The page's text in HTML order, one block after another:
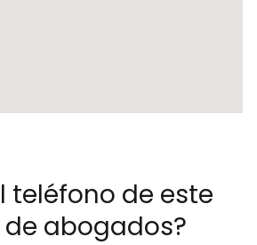
teléfono de este
abogados?